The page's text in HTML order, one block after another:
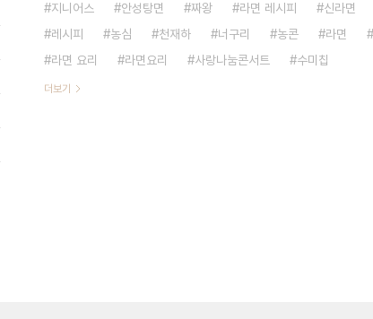
지니어스 안성탕면 짜왕 라면 레시피 신라면
레시피
농심 천재하 너구리 농콘 라면
라면 요리
라면요리 사랑나눔콘서트 수미칩
더보기